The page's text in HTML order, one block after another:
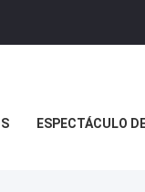
ESPECTÁCULO